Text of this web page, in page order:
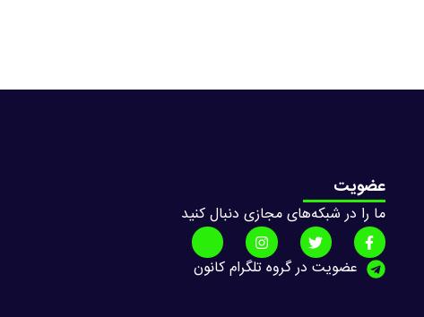
عضویت
ما را در شبکه‌های مجازی دنبال کنید
عضویت در گروه تلگرام کانون